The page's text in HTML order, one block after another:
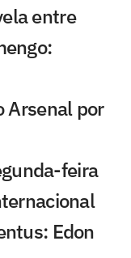
entre
Arsenal por
feira
Edon